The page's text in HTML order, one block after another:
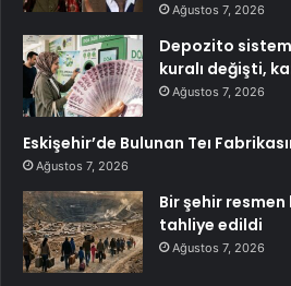
Ağustos 7, 2026
Depozito
kuralı değişti,
Ağustos 7, 2026
Eskişehir’de Bulunan Teı
Ağustos 7, 2026
Bir şehir
tahliye edildi
Ağustos 7, 2026